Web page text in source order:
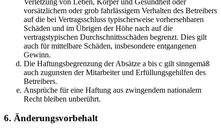
Verletzung von Leben, Körper und Gesundheit oder
vorsätzlichem oder grob fahrlässigem Verhalten des Betreibers
auf die bei Vertragsschluss typischerweise vorhersehbaren
Schäden und im Übrigen der Höhe nach auf die
vertragstypischen Durchschnittsschäden begrenzt. Dies gilt
auch für mittelbare Schäden, insbesondere entgangenen
Gewinn.
Die Haftungsbegrenzung der Absätze a bis c gilt sinngemäß
auch zugunsten der Mitarbeiter und Erfüllungsgehilfen des
Betreibers.
Ansprüche für eine Haftung aus zwingendem nationalem
Recht bleiben unberührt.
6. Änderungsvorbehalt